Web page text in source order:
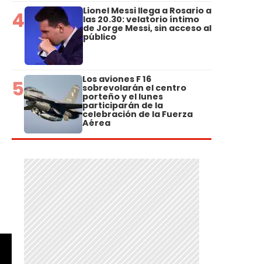
4 Lionel Messi llega a Rosario a
las 20.30: velatorio íntimo
de Jorge Messi, sin acceso al
público
5 Los aviones F 16
sobrevolarán el centro
porteño y el lunes
participarán de la
celebración de la Fuerza
Aérea